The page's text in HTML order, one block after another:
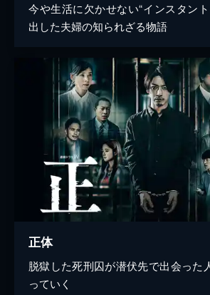
今や生活に欠かせない“インスタン
出した夫婦の知られざる物語
正体
脱獄した死刑囚が潜伏先で出会った
っていく